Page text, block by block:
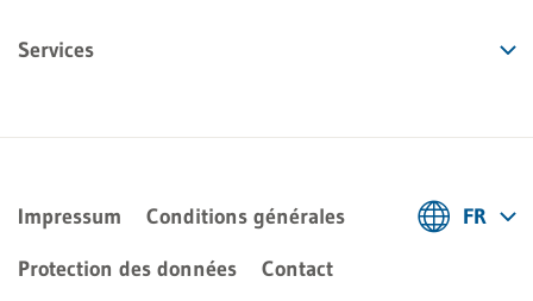
Services
Impressum
Conditions générales
Protection des données
Contact
FR